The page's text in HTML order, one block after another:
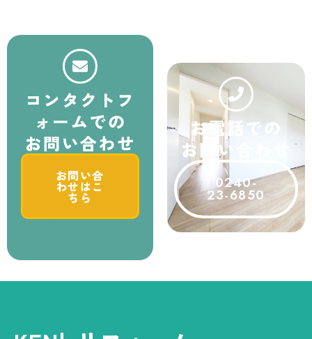
コンタクトフ
ォームでの
お問い合わせ
お問い合
わせはこ
ちら
お電話での
お問い合わせ
0240-
23-6850